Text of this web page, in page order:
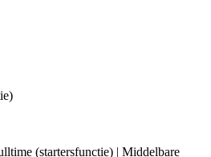
(startersfunctie) | Middelbare